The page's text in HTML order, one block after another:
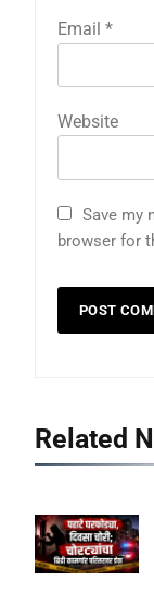
Email *
Website
Save my
browser for
Related